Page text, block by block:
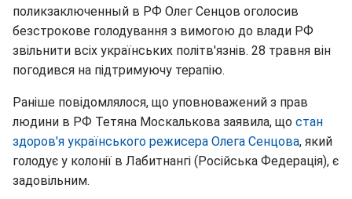
поликзаключенный в РФ Олег Сенцов оголосив
безстрокове голодування з вимогою до влади РФ
звільнити всіх українських політв'язнів. 28 травня він
погодився на підтримуючу терапію.
Раніше повідомлялося, що уповноважений з прав
людини в РФ Тетяна Москалькова заявила, що стан
здоров'я українського режисера Олега Сенцова, який
голодує у колонії в Лабитнангі (Російська Федерація), є
задовільним.